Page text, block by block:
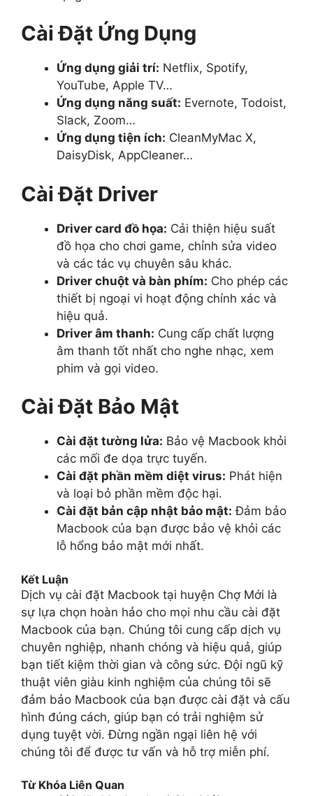
Cài Đặt Ứng Dụng
Ứng dụng giải trí: Netflix, Spotify,
YouTube, Apple TV…
Ứng dụng năng suất: Evernote, Todoist,
Slack, Zoom…
Ứng dụng tiện ích: CleanMyMac X,
DaisyDisk, AppCleaner…
Cài Đặt Driver
Driver card đồ họa: Cải thiện hiệu suất
đồ họa cho chơi game, chỉnh sửa video
và các tác vụ chuyên sâu khác.
Driver chuột và bàn phím: Cho phép các
thiết bị ngoại vi hoạt động chính xác và
hiệu quả.
Driver âm thanh: Cung cấp chất lượng
âm thanh tốt nhất cho nghe nhạc, xem
phim và gọi video.
Cài Đặt Bảo Mật
Cài đặt tường lửa: Bảo vệ Macbook khỏi
các mối đe dọa trực tuyến.
Cài đặt phần mềm diệt virus: Phát hiện
và loại bỏ phần mềm độc hại.
Cài đặt bản cập nhật bảo mật: Đảm bảo
Macbook của bạn được bảo vệ khỏi các
lỗ hổng bảo mật mới nhất.
Kết Luận
Dịch vụ cài đặt Macbook tại huyện Chợ Mới là
sự lựa chọn hoàn hảo cho mọi nhu cầu cài đặt
Macbook của bạn. Chúng tôi cung cấp dịch vụ
chuyên nghiệp, nhanh chóng và hiệu quả, giúp
bạn tiết kiệm thời gian và công sức. Đội ngũ kỹ
thuật viên giàu kinh nghiệm của chúng tôi sẽ
đảm bảo Macbook của bạn được cài đặt và cấu
hình đúng cách, giúp bạn có trải nghiệm sử
dụng tuyệt vời. Đừng ngần ngại liên hệ với
chúng tôi để được tư vấn và hỗ trợ miễn phí.
Từ Khóa Liên Quan